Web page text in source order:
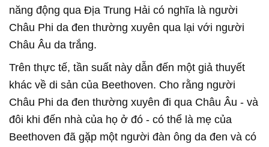
năng động qua Địa Trung Hải có nghĩa là người
Châu Phi da đen thường xuyên qua lại với người
Châu Âu da trắng.
Trên thực tế, tần suất này dẫn đến một giả thuyết
khác về di sản của Beethoven. Cho rằng người
Châu Phi da đen thường xuyên đi qua Châu Âu - và
đôi khi đến nhà của họ ở đó - có thể là mẹ của
Beethoven đã gặp một người đàn ông da đen và có